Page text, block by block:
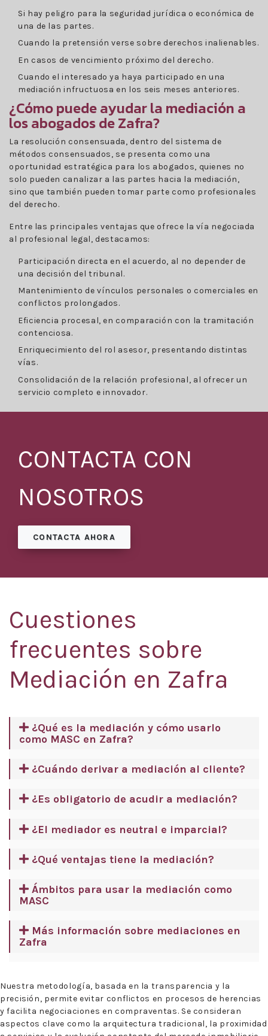
Si hay peligro para la seguridad jurídica o económica de
una de las partes.
Cuando la pretensión verse sobre derechos inalienables.
En casos de vencimiento próximo del derecho.
Cuando el interesado ya haya participado en una
mediación infructuosa en los seis meses anteriores.
¿Cómo puede ayudar la mediación a
los abogados de Zafra?
La resolución consensuada, dentro del sistema de
métodos consensuados, se presenta como una
oportunidad estratégica para los abogados, quienes no
solo pueden canalizar a las partes hacia la mediación,
sino que también pueden tomar parte como profesionales
del derecho.
Entre las principales ventajas que ofrece la vía negociada
al profesional legal, destacamos:
Participación directa en el acuerdo, al no depender de
una decisión del tribunal.
Mantenimiento de vínculos personales o comerciales en
conflictos prolongados.
Eficiencia procesal, en comparación con la tramitación
contenciosa.
Enriquecimiento del rol asesor, presentando distintas
vías.
Consolidación de la relación profesional, al ofrecer un
servicio completo e innovador.
CONTACTA CON
NOSOTROS
CONTACTA AHORA
Cuestiones
frecuentes sobre
Mediación en Zafra
¿Qué es la mediación y cómo usarlo
como MASC en Zafra?
¿Cuándo derivar a mediación al cliente?
¿Es obligatorio de acudir a mediación?
¿El mediador es neutral e imparcial?
¿Qué ventajas tiene la mediación?
Ámbitos para usar la mediación como
MASC
Más información sobre mediaciones en
Zafra
Nuestra metodología, basada en la transparencia y la
precisión, permite evitar conflictos en procesos de herencias
y facilita negociaciones en compraventas. Se consideran
aspectos clave como la arquitectura tradicional, la proximidad